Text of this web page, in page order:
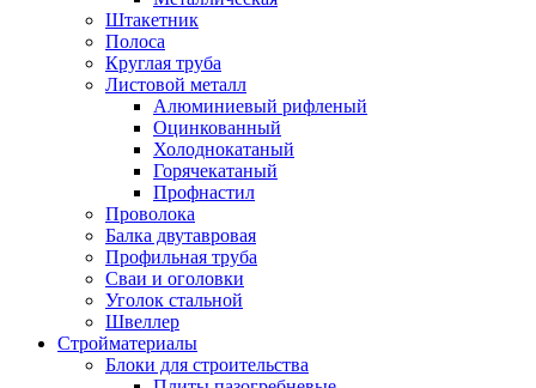
Штакетник
Полоса
Круглая труба
Листовой металл
Алюминиевый рифленый
Оцинкованный
Холоднокатаный
Горячекатаный
Профнастил
Проволока
Балка двутавровая
Профильная труба
Сваи и оголовки
Уголок стальной
Швеллер
Стройматериалы
Блоки для строительства